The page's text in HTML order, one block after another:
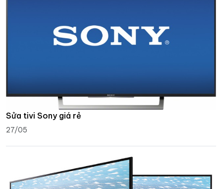
Sửa tivi Sony giá rẻ
27/05